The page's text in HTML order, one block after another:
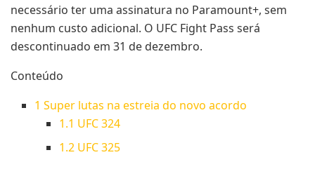
necessário ter uma assinatura no Paramount+, sem
nenhum custo adicional. O UFC Fight Pass será
descontinuado em 31 de dezembro.
Conteúdo
1 Super lutas na estreia do novo acordo
1.1 UFC 324
1.2UFC 325